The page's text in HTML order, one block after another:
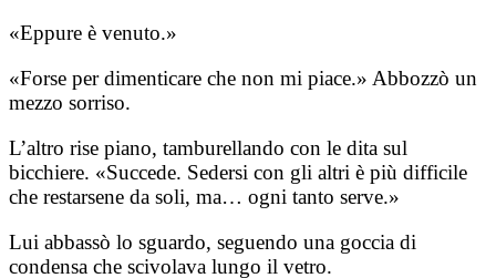
«Eppure è venuto.»
«Forse per dimenticare che non mi piace.» Abbozzò un
mezzo sorriso.
L’altro rise piano, tamburellando con le dita sul
bicchiere. «Succede. Sedersi con gli altri è più difficile
che restarsene da soli, ma… ogni tanto serve.»
Lui abbassò lo sguardo, seguendo una goccia di
condensa che scivolava lungo il vetro.